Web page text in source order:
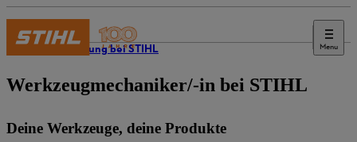
Menu
Ausbildung bei STIHL
Werkzeugmechaniker/-in bei STIHL
Deine Werkzeuge, deine Produkte